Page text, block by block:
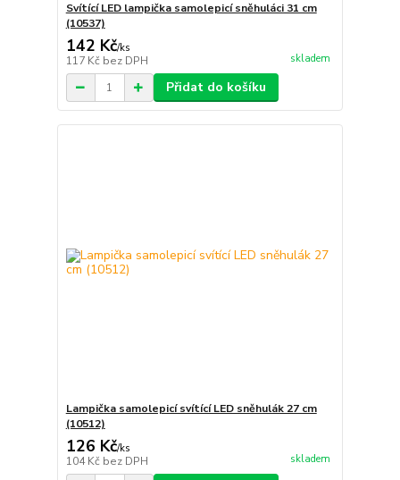
Svítící LED lampička samolepicí sněhuláci 31 cm
(10537)
142 Kč/ks
117 Kč bez DPH skladem
Přidat do košíku
Lampička samolepicí svítící LED sněhulák 27 cm
(10512)
126 Kč/ks
104 Kč bez DPH skladem